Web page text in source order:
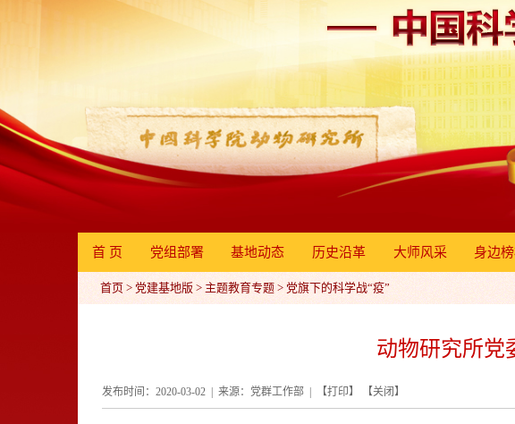
首 页 党组部署 基地动态 历史沿革 大师风采 身边
首页 > 党建基地版 > 主题教育专题 > 党旗下的科学战“疫”
动物研究所党
发布时间：2020-03-02 | 来源：党群工作部 | 【打印】 【关闭 】